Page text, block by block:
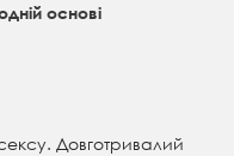
основі
Довготривалий